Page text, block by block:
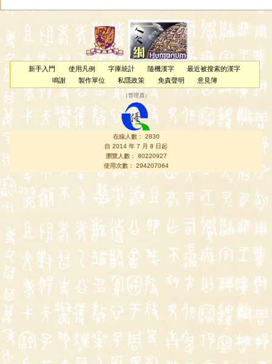
新手入門 使用凡例 字庫統計 隨機漢字
最近被搜索的漢字
鳴謝
製作單位 私隱政策 免責聲明 意見簿
（管理員 ）
在線人數： 2830
自 2014 年 7 月 8 日起
瀏覽人數： 80220927
使用次數： 294207064